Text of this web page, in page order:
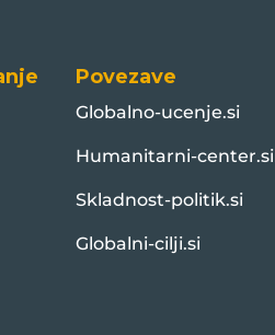
Povezave
Globalno-ucenje.si
Humanitarni-center.si
Skladnost-politik.si
Globalni-cilji.si